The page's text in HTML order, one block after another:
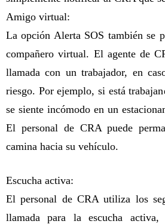
Amigo virtual:
La opción Alerta SOS también se
compañero virtual. El agente de
llamada con un trabajador, en
riesgo. Por ejemplo, si está
se siente incómodo en un
El personal de CRA puede
camina hacia su vehículo.
Escucha activa:
El personal de CRA utiliza los
llamada para la escucha